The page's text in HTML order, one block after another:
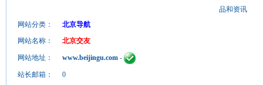
品和资讯
网站分类：
北京导航
网站名称：
北京交友
网站地址： www.beijingu.com -
站长邮箱： 0